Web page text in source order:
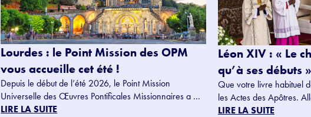
Lourdes : le Point Mission des OPM
vous accueille cet été !
Depuis le début de l’été 2026, le Point Mission
Universelle des Œuvres Pontificales Missionnaires a ...
LIRE LA SUITE
Léon XIV : « Le
qu’à ses débuts
Que votre livre habituel
les Actes des Apôtres.
LIRE LA SUITE